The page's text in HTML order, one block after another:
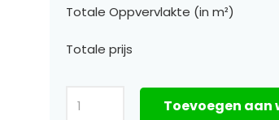
Totale Oppvervlakte (in m²)
Totale prijs
Toevoegen aan